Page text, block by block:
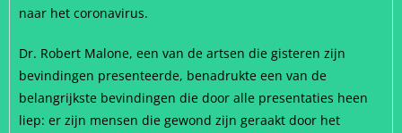
naar het coronavirus.
Dr. Robert Malone, een van de artsen die gisteren zijn
bevindingen presenteerde, benadrukte een van de
belangrijkste bevindingen die door alle presentaties heen
liep: er zijn mensen die gewond zijn geraakt door het